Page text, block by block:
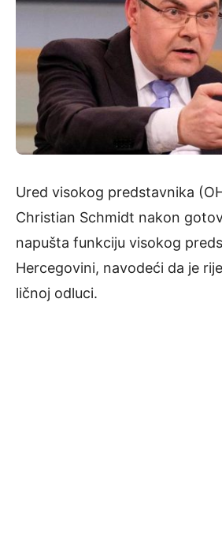
Ured visokog predstavnika
Christian Schmidt nakon
napušta funkciju visokog
Hercegovini, navodeći da je
ličnoj odluci.